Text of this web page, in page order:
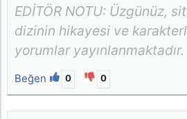
EDİTÖR NOTU: Üzgünüz,
dizinin hikayesi ve
yorumlar yayınlanmaktadır.
Beğen 0 0